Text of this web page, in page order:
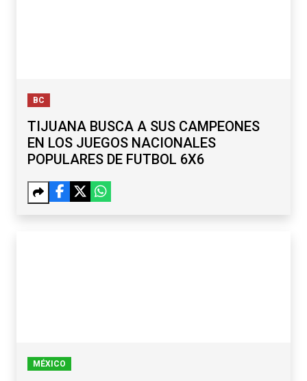
BC
TIJUANA BUSCA A SUS CAMPEONES
EN LOS JUEGOS NACIONALES
POPULARES DE FUTBOL 6X6
MÉXICO